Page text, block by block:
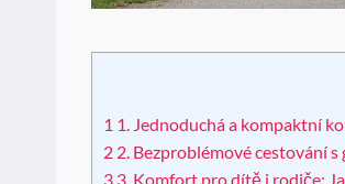
1 1. Jednoduchá a kompaktní
2 2. Bezproblémové cestování
3 3. Komfort pro dítě i rodiče: